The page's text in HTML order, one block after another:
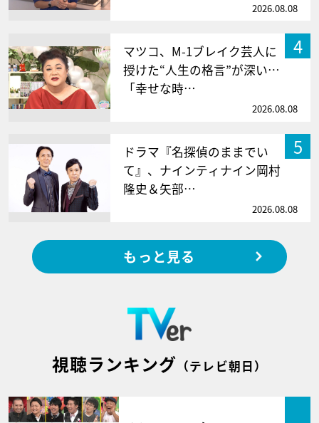
2026.08.08
4
マツコ、M-1ブレイク芸人に
授けた“人生の格言”が深い…
「幸せな時…
2026.08.08
5
ドラマ『名探偵のままでい
て』、ナインティナイン岡村
隆史＆矢部…
2026.08.08
もっと見る
視聴ランキング （テレビ朝日）